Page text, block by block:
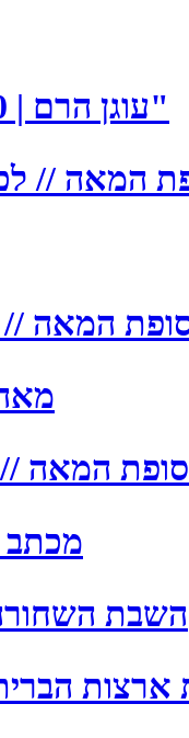
עוגן הרם | 100 שנה ל"רוסלאן"
המאה //
המאה //
מכתב
"השבת
ארצות